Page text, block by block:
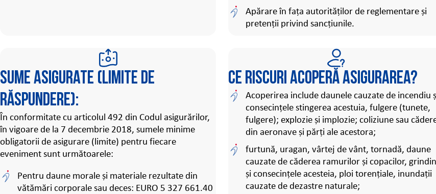
Apărare în fața autorităților de reglementare și
pretenții privind sancțiunile.
Sume asigurate (limite de
răspundere):
În conformitate cu articolul 492 din Codul asigurărilor,
în vigoare de la 7 decembrie 2018, sumele minime
obligatorii de asigurare (limite) pentru fiecare
eveniment sunt următoarele:
Pentru daune morale și materiale rezultate din
vătămări corporale sau deces: EURO 5 327 661.40
Ce riscuri acoperă asigurarea?
Acoperirea include daunele cauzate de incendiu
consecințele stingerea acestuia, fulgere (tunete,
fulgere); explozie și implozie; coliziune sau
din aeronave și părți ale acestora;
furtună, uragan, vârtej de vânt, tornadă, daune
cauzate de căderea ramurilor și copacilor,
și consecințele acesteia, ploi torențiale, inundații
cauzate de dezastre naturale;